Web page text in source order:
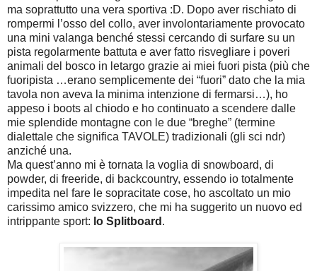
ma soprattutto una vera sportiva :D. Dopo aver rischiato di
rompermi l’osso del collo, aver involontariamente provocato
una mini valanga benché stessi cercando di surfare su un
pista regolarmente battuta e aver fatto risvegliare i poveri
animali del bosco in letargo grazie ai miei fuori pista (più che
fuoripista …erano semplicemente dei “fuori” dato che la mia
tavola non aveva la minima intenzione di fermarsi…), ho
appeso i boots al chiodo e ho continuato a scendere dalle
mie splendide montagne con le due “breghe” (termine
dialettale che significa TAVOLE) tradizionali (gli sci ndr)
anziché una.
Ma quest’anno mi è tornata la voglia di snowboard, di
powder, di freeride, di backcountry, essendo io totalmente
impedita nel fare le sopracitate cose, ho ascoltato un mio
carissimo amico svizzero, che mi ha suggerito un nuovo ed
intrippante sport: lo Splitboard .